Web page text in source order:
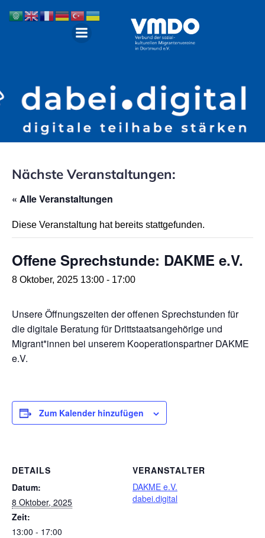
Nächste Veranstaltungen:
« Alle Veranstaltungen
Diese Veranstaltung hat bereits stattgefunden.
Offene Sprechstunde: DAKME e.V.
8 Oktober, 2025 13:00 - 17:00
Unsere Öffnungszeiten der offenen Sprechstunden für
die digitale Beratung für Drittstaatsangehörige und
Migrant*innen bei unserem Kooperationspartner DAKME
e.V.
Zum Kalender hinzufügen
DETAILS
Datum:
8 Oktober, 2025
Zeit:
13:00 - 17:00
VERANSTALTER
DAKME e.V.
dabei.digital